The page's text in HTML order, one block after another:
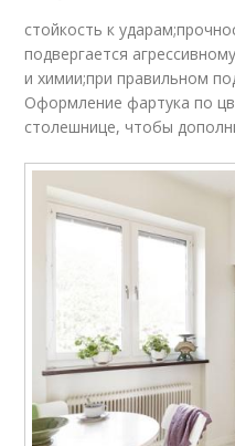
стойкость к
подвергается
и химии;при правильном
Оформление фартука по
столешнице, чтобы